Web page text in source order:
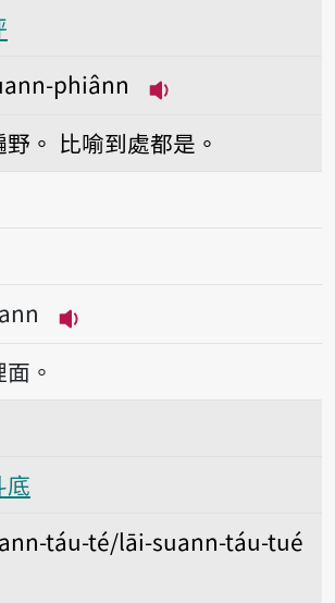
phiânn
。 比喻到處都是。
播放音讀lāi-suann
。
底
táu-té/lāi-suann-táu-tué